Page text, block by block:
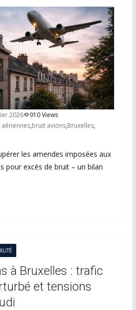
2026
910 Views
,bruit avions,Bruxelles,
les amendes imposées aux
pour excès de bruit – un bilan
à Bruxelles : trafic
et tensions